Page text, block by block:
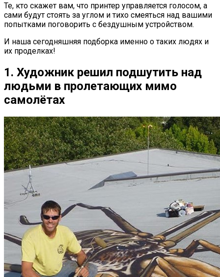
Те, кто скажет вам, что принтер управляется голосом, а
сами будут стоять за углом и тихо смеяться над вашими
попытками поговорить с бездушным устройством.
И наша сегодняшняя подборка именно о таких людях и
их проделках!
1. Художник решил подшутить над
людьми в пролетающих мимо
самолётах